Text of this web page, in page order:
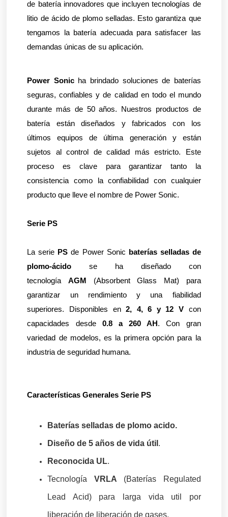
de batería innovadores que incluyen tecnologías de
litio de ácido de plomo selladas. Esto garantiza que
tengamos la batería adecuada para satisfacer las
demandas únicas de su aplicación.
Power Sonic ha brindado soluciones de baterías
seguras, confiables y de calidad en todo el mundo
durante más de 50 años. Nuestros productos de
batería están diseñados y fabricados con los
últimos equipos de última generación y están
sujetos al control de calidad más estricto. Este
proceso es clave para garantizar tanto la
consistencia como la confiabilidad con cualquier
producto que lleve el nombre de Power Sonic.
Serie PS
La serie PS de Power Sonic
baterías selladas de
plomo-ácido se ha diseñado con
tecnología AGM
(Absorbent Glass Mat) para
garantizar un rendimiento y una fiabilidad
superiores. Disponibles en 2, 4, 6 y 12 V con
capacidades desde 0.8 a 260 AH . Con gran
variedad de modelos, es la primera opción para la
industria de seguridad humana.
Características Generales Serie PS
Baterías selladas de plomo acido.
Diseño de 5 años de vida útil .
Reconocida UL.
Tecnología VRLA (Baterías Regulated
Lead Acid) para larga vida util por
liberación de liberación de gases.